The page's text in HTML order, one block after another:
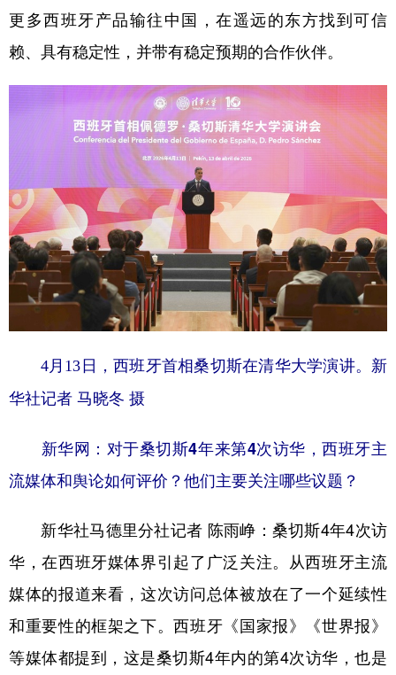
更多西班牙产品输往中国，在遥远的东方找到可信
赖、具有稳定性，并带有稳定预期的合作伙伴。
4月13日，西班牙首相桑切斯在清华大学演讲。新
华社记者 马晓冬 摄
新华网：对于桑切斯4年来第4次访华，西班牙主
流媒体和舆论如何评价？他们主要关注哪些议题？
新华社马德里分社记者 陈雨峥： 桑切斯4年4次访
华，在西班牙媒体界引起了广泛关注。从西班牙主流
媒体的报道来看，这次访问总体被放在了一个延续性
和重要性的框架之下。西班牙《国家报》《世界报》
等媒体都提到，这是桑切斯4年内的第4次访华，也是